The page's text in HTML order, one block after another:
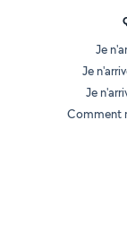
Je
Je
Je
Comment